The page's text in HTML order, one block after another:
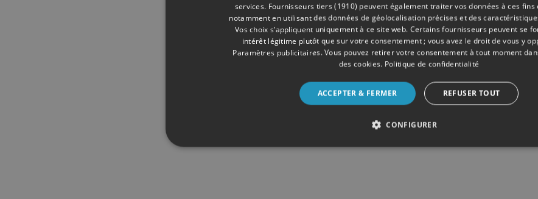
services. Fournisseurs tiers (1910) peuvent également traiter vos données à ces fins
notamment en utilisant des données de géolocalisation précises et des
Vos choix s’appliquent uniquement à ce site web. Certains fournisseurs peuvent se
intérêt légitime plutôt que sur votre consentement ; vous avez le droit de vous y
Paramètres publicitaires. Vous pouvez retirer votre consentement à tout moment
des cookies. Politique de confidentialité
ACCEPTER & FERMER REFUSER TOUT
CONFIGURER